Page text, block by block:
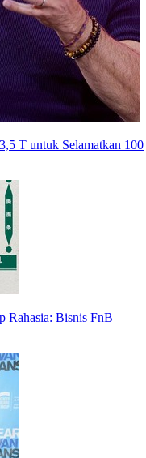
T untuk Selamatkan 100
Rahasia: Bisnis FnB